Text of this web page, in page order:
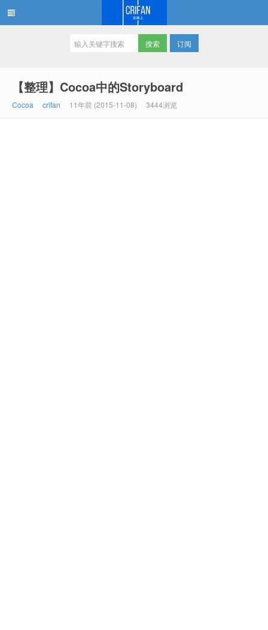
订阅
【整理】Cocoa中的Storyboard
Cocoa crifan 11年前 (2015-11-08) 3444浏览